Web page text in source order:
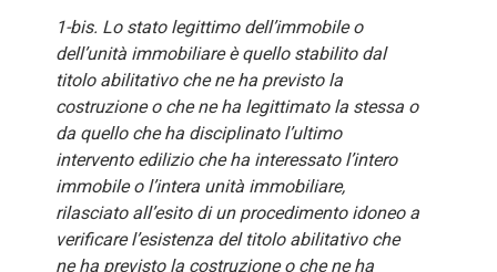
1-bis. Lo stato legittimo dell’immobile o
dell’unità immobiliare è quello stabilito dal
titolo abilitativo che ne ha previsto la
costruzione o che ne ha legittimato la stessa o
da quello che ha disciplinato l’ultimo
intervento edilizio che ha interessato l’intero
immobile o l’intera unità immobiliare,
rilasciato all’esito di un procedimento idoneo a
verificare l’esistenza del titolo abilitativo che
ne ha previsto la costruzione o che ne ha